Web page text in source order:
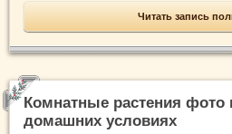
Читать запись
Комнатные растения фото
домашних условиях